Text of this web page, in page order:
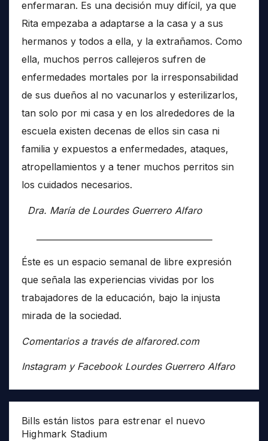
enfermaran. Es una decisión muy difícil, ya que
Rita empezaba a adaptarse a la casa y a sus
hermanos y todos a ella, y la extrañamos. Como
ella, muchos perros callejeros sufren de
enfermedades mortales por la irresponsabilidad
de sus dueños al no vacunarlos y esterilizarlos,
tan solo por mi casa y en los alrededores de la
escuela existen decenas de ellos sin casa ni
familia y expuestos a enfermedades, ataques,
atropellamientos y a tener muchos perritos sin
los cuidados necesarios.
Dra. María de Lourdes Guerrero Alfaro
Éste es un espacio semanal de libre expresión
que señala las experiencias vividas por los
trabajadores de la educación, bajo la injusta
mirada de la sociedad.
Comentarios a través de alfarored.com
Instagram y Facebook Lourdes Guerrero Alfaro
Bills están listos para estrenar el nuevo
Highmark Stadium